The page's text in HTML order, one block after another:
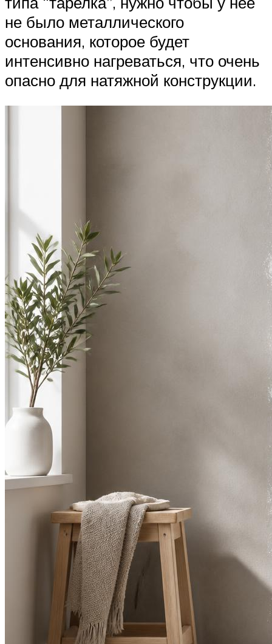
не было металлического
основания, которое будет
интенсивно нагреваться, что очень
опасно для натяжной конструкции.